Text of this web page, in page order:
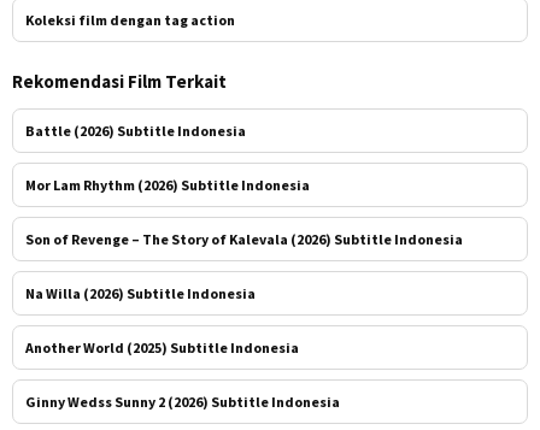
Koleksi film dengan tag action
Rekomendasi Film Terkait
Battle (2026) Subtitle Indonesia
Mor Lam Rhythm (2026) Subtitle Indonesia
Son of Revenge – The Story of Kalevala (2026) Subtitle Indonesia
Na Willa (2026) Subtitle Indonesia
Another World (2025) Subtitle Indonesia
Ginny Wedss Sunny 2 (2026) Subtitle Indonesia